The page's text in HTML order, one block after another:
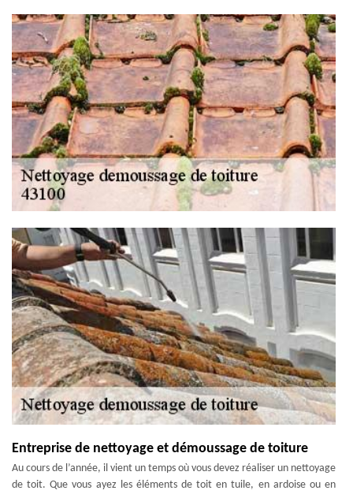
Entreprise de nettoyage et démoussage de toiture
Au cours de l’année, il vient un temps où vous devez réaliser un nettoyage
de toit. Que vous ayez les éléments de toit en tuile, en ardoise ou en